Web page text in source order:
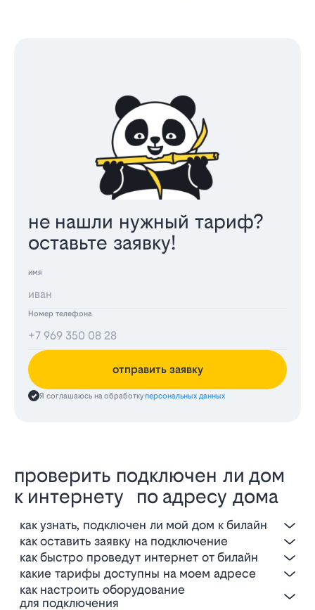
не нашли нужный тариф?
оставьте заявку!
имя
Номер телефона
отправить заявку
Я соглашаюсь на обработкуперсональных данных
проверить подключен ли дом
к интернету по адресу дома
как узнать, подключен ли мой дом к билайн
как оставить заявку на подключение
как быстро проведут интернет от билайн
какие тарифы доступны на моем адресе
как настроить оборудование
для подключения